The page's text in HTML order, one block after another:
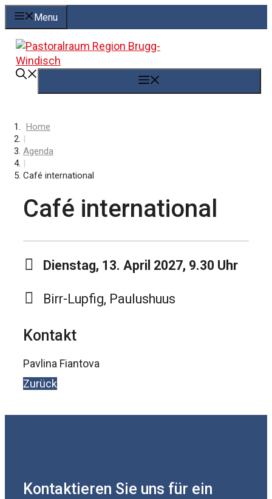
Springe
zum
Inhalt
Menu
Home
|
Agenda
|
Café international
Café international
Dienstag, 13. April 2027, 9.30 Uhr
Birr-Lupfig, Paulushuus
Kontakt
Pavlina Fiantova
Zurück
Kontaktieren Sie uns für ein